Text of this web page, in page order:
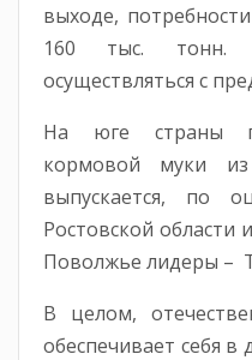
выходе,
160 тыс. тонн.
осуществляться с
На юге страны
кормовой муки
выпускается, по
Ростовской области
Поволжье лидеры –
В целом,
обеспечивает себя